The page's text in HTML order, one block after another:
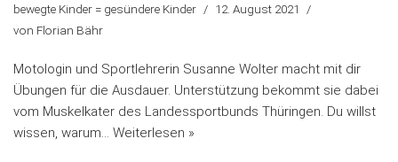
bewegte Kinder = gesündere Kinder
12. August 2021
von Florian Bähr
Motologin und Sportlehrerin Susanne Wolter macht mit dir
Übungen für die Ausdauer. Unterstützung bekommt sie dabei
vom Muskelkater des Landessportbunds Thüringen. Du willst
wissen, warum… Weiterlesen »